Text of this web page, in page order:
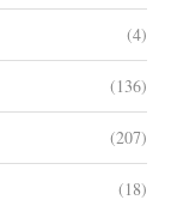
(4)
(136)
(207)
(18)